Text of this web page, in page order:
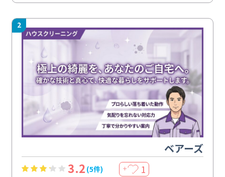
2
ベアーズ
3.2 (5件) ＋ 1